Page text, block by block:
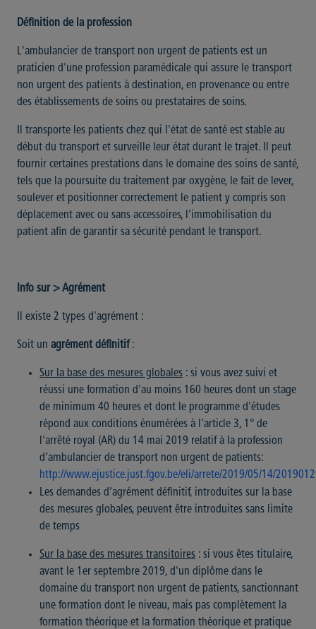
Définition de la profession
L'ambulancier de transport non urgent de patients est un
praticien d'une profession paramédicale qui assure le transport
non urgent des patients à destination, en provenance ou entre
des établissements de soins ou prestataires de soins.
Il transporte les patients chez qui l'état de santé est stable au
début du transport et surveille leur état durant le trajet. Il peut
fournir certaines prestations dans le domaine des soins de santé,
tels que la poursuite du traitement par oxygène, le fait de lever,
soulever et positionner correctement le patient y compris son
déplacement avec ou sans accessoires, l'immobilisation du
patient afin de garantir sa sécurité pendant le transport.
Info sur > Agrément
Il existe 2 types d'agrément :
Soit un agrément définitif:
Sur la base des mesures globales : si vous avez suivi et
réussi une formation d'au moins 160 heures dont un stage
de minimum 40 heures et dont le programme d'études
répond aux conditions énumérées à l'article 3, 1° de
l'arrêté royal (AR) du 14 mai 2019 relatif à la profession
d’ambulancier de transport non urgent de patients:
http://www.ejustice.just.fgov.be/eli/arrete/2019/05/14/
Les demandes d'agrément définitif, introduites sur la base
des mesures globales, peuvent être introduites sans limite
de temps
Sur la base des mesures transitoires : si vous êtes titulaire,
avant le 1er septembre 2019, d'un diplôme dans le
domaine du transport non urgent de patients, sanctionnant
une formation dont le niveau, mais pas complètement la
formation théorique et la formation théorique et pratique